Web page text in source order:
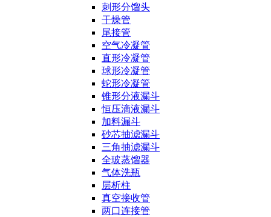
刺形分馏头
干燥管
尾接管
空气冷凝管
直形冷凝管
球形冷凝管
蛇形冷凝管
锥形分液漏斗
恒压滴液漏斗
加料漏斗
砂芯抽滤漏斗
三角抽滤漏斗
全玻蒸馏器
气体洗瓶
层析柱
真空接收管
两口连接管